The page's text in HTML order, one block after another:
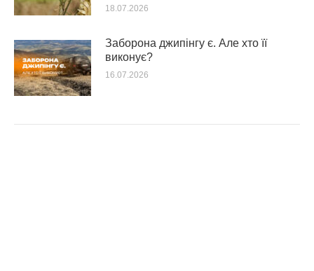
18.07.2026
Заборона джипінгу є. Але хто її
виконує?
16.07.2026